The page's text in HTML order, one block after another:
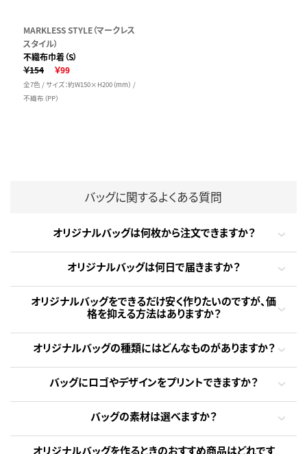
MARKLESS STYLE（マークレス
スタイル）
不織布巾着（S）
￥154
￥99
全7色 / サイズ：約W150×H200（mm） /
不織布（PP）
バッグに関するよくある質問
オリジナルバッグは何枚から注文できますか？
オリジナルバッグは何日で届きますか？
オリジナルバッグをできるだけ安く作りたいのですが、価
格を抑える方法はありますか？
オリジナルバッグの種類にはどんなものがありますか？
バッグにロゴやデザインをプリントできますか？
バッグの素材は選べますか？
オリジナルバッグを作るときのおすすめ商品はどれです